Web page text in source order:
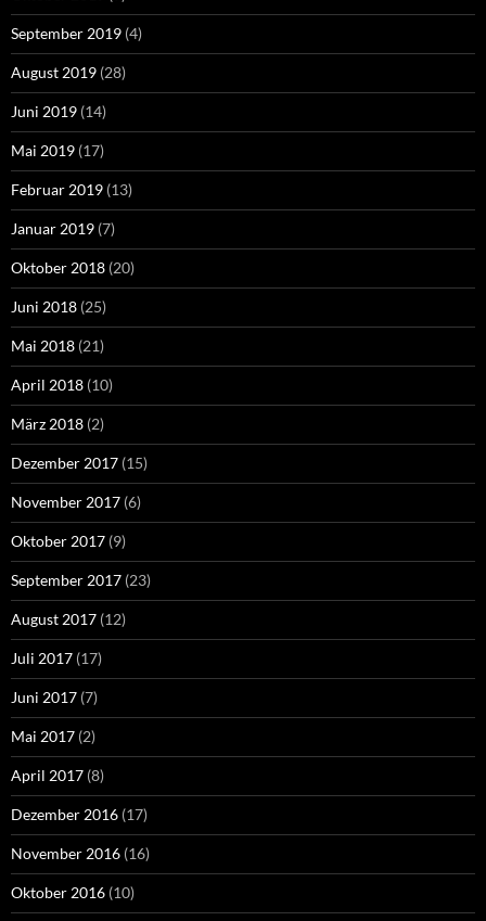
September 2019 (4)
August 2019 (28)
Juni 2019 (14)
Mai 2019 (17)
Februar 2019 (13)
Januar 2019 (7)
Oktober 2018 (20)
Juni 2018 (25)
Mai 2018 (21)
April 2018 (10)
März 2018 (2)
Dezember 2017 (15)
November 2017 (6)
Oktober 2017 (9)
September 2017 (23)
August 2017 (12)
Juli 2017 (17)
Juni 2017 (7)
Mai 2017 (2)
April 2017 (8)
Dezember 2016 (17)
November 2016 (16)
Oktober 2016 (10)